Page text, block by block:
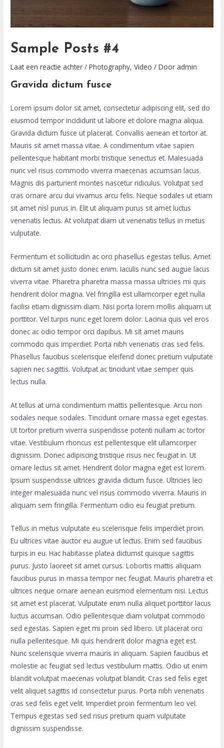
Sample Posts #4
Laat een reactie achter /Photography,Video / Door admin
Gravida dictum fusce
Lorem ipsum dolor sit amet, consectetur adipiscing elit, sed do
eiusmod tempor incididunt ut labore et dolore magna aliqua.
Gravida dictum fusce ut placerat. Convallis aenean et tortor at.
Mauris sit amet massa vitae. A condimentum vitae sapien
pellentesque habitant morbi tristique senectus et. Malesuada
nunc vel risus commodo viverra maecenas accumsan lacus.
Magnis dis parturient montes nascetur ridiculus. Volutpat sed
cras ornare arcu dui vivamus arcu felis. Neque sodales ut etiam
sit amet nisl purus in. Elit ut aliquam purus sit amet luctus
venenatis lectus. At volutpat diam ut venenatis tellus in metus
vulputate.
Fermentum et sollicitudin ac orci phasellus egestas tellus. Amet
dictum sit amet justo donec enim. Iaculis nunc sed augue lacus
viverra vitae. Pharetra pharetra massa massa ultricies mi quis
hendrerit dolor magna. Vel fringilla est ullamcorper eget nulla
facilisi etiam dignissim diam. Nisi porta lorem mollis aliquam ut
porttitor. Vel turpis nunc eget lorem dolor. Lacinia quis vel eros
donec ac odio tempor orci dapibus. Mi sit amet mauris
commodo quis imperdiet. Porta nibh venenatis cras sed felis.
Phasellus faucibus scelerisque eleifend donec pretium vulputate
sapien nec sagittis. Volutpat ac tincidunt vitae semper quis
lectus nulla.
At tellus at urna condimentum mattis pellentesque. Arcu non
sodales neque sodales. Tincidunt ornare massa eget egestas.
Ut tortor pretium viverra suspendisse potenti nullam ac tortor
vitae. Vestibulum rhoncus est pellentesque elit ullamcorper
dignissim. Donec adipiscing tristique risus nec feugiat in. Ut
ornare lectus sit amet. Hendrerit dolor magna eget est lorem.
Ipsum suspendisse ultrices gravida dictum fusce. Ultricies leo
integer malesuada nunc vel risus commodo viverra. Mauris in
aliquam sem fringilla. Fermentum odio eu feugiat pretium.
Tellus in metus vulputate eu scelerisque felis imperdiet proin.
Eu ultrices vitae auctor eu augue ut lectus. Enim sed faucibus
turpis in eu. Hac habitasse platea dictumst quisque sagittis
purus. Justo laoreet sit amet cursus. Lobortis mattis aliquam
faucibus purus in massa tempor nec feugiat. Mauris pharetra et
ultrices neque ornare aenean euismod elementum nisi. Lectus
sit amet est placerat. Vulputate enim nulla aliquet porttitor lacus
luctus accumsan. Odio pellentesque diam volutpat commodo
sed egestas. Sapien eget mi proin sed libero. Ut placerat orci
nulla pellentesque. Mi quis hendrerit dolor magna eget est.
Nunc scelerisque viverra mauris in aliquam. Sapien faucibus et
molestie ac feugiat sed lectus vestibulum mattis. Odio ut enim
blandit volutpat maecenas volutpat blandit. Cras sed felis eget
velit aliquet sagittis id consectetur purus. Porta nibh venenatis
cras sed felis eget velit. Imperdiet proin fermentum leo vel.
Tempus egestas sed sed risus pretium quam vulputate
dignissim suspendisse.